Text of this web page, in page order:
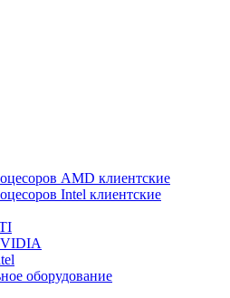
AMD клиентские
Intel клиентские
оборудование